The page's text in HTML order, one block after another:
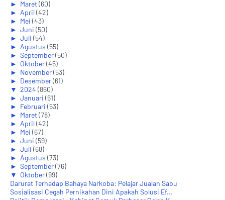
► Maret(60)
► April(42)
► Mei (43)
► Juni (50)
► Juli (54)
► Agustus (55)
► September(50)
► Oktober(45)
► November(53)
► Desember(61)
▼ 2024 (860)
► Januari (61)
► Februari (53)
► Maret(78)
► April(42)
► Mei (67)
► Juni (59)
► Juli (68)
► Agustus (73)
► September(76)
▼ Oktober(99)
Darurat Terhadap Bahaya Narkoba: Pelajar Jualan Sabu
Sosialisasi Cegah Pernikahan Dini Apakah Solusi Ef...